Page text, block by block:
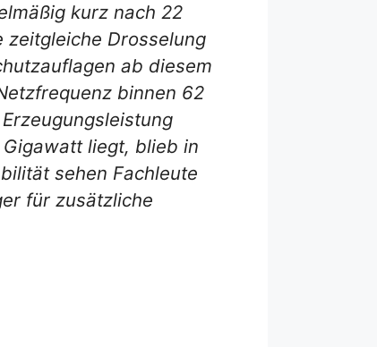
kurz nach 22
zeitgleiche Drosselung
ab diesem
binnen 62
liegt, blieb in
sehen Fachleute
für zusätzliche